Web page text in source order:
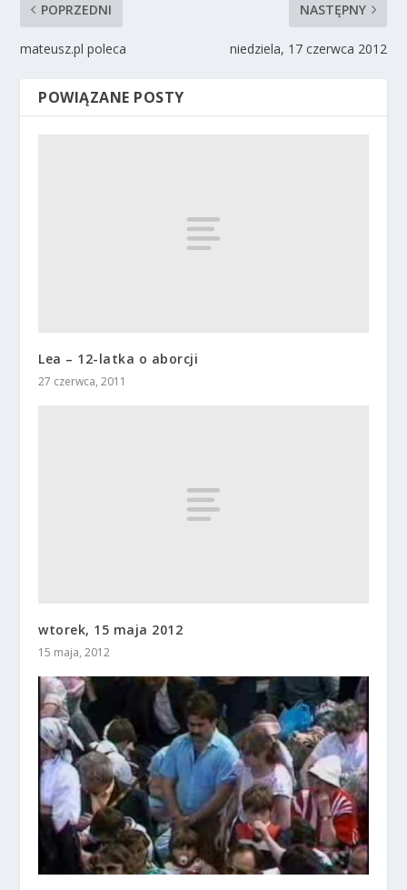
POPRZEDNI
mateusz.pl poleca
NASTĘPNY
niedziela, 17 czerwca 2012
POWIĄZANE POSTY
Lea – 12-latka o aborcji
27 czerwca, 2011
wtorek, 15 maja 2012
15 maja, 2012